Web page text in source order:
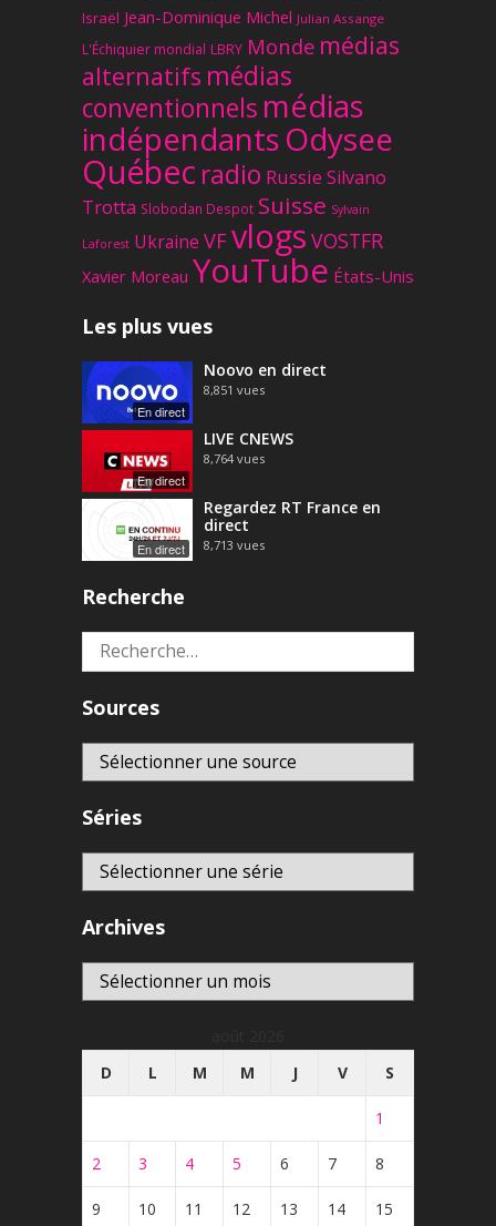
Israël Jean-Dominique Michel Julian Assange
L'Échiquier mondial LBRY Monde médias
alternatifs médias
conventionnels médias
indépendantsOdysee
Québec radio Russie Silvano
Trotta Slobodan Despot Suisse Sylvain
Laforest Ukraine VFvlogs VOSTFR
Xavier Moreau YouTube États-Unis
Les plus vues
En direct
Noovo en direct
8,851 vues
En direct
LIVE CNEWS
8,764 vues
En direct
Regardez RT France en
direct
8,713 vues
Recherche
Rechercher :
Sources
Séries
Archives
Archives
D
L M M J V S
1
2 3 4 5 6 7 8
9 10 11 12 13 14 15